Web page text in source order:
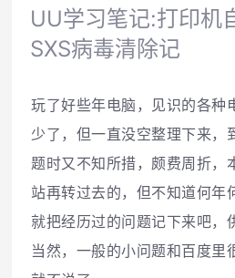
UU学习笔记:打印机
SXS病毒清除记
玩了好些年电脑，见识的各种
少了，但一直没空整理下来，
题时又不知所措，颇费周折，
站再转过去的，但不知道何年
就把经历过的问题记下来吧，
当然，一般的小问题和百度里